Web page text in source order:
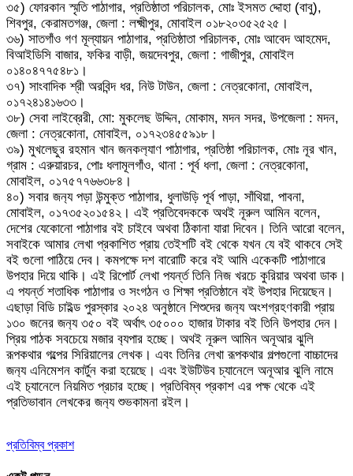
৩৫) ফোরকান স্মৃতি পাঠাগার, প্রতিষ্ঠাতা পরিচালক, মোঃ ইসমত দ্দোহা (বাবু),
শিবপুর, কেরামতগঞ্জ, জেলা : লক্ষ্মীপুর, মোবাইল ০১৮২০৩৫২৫২৫।
৩৬) সাতগাঁও গণ মূল্যায়ন পাঠাগার, প্রতিষ্ঠাতা পরিচালক, মোঃ আবেদ আহমেদ,
বিআইডিসি বাজার, ফকির বাড়ী, জয়দেবপুর, জেলা : গাজীপুর, মোবাইল
০১৪০৪৭৭৫৪৮১।
৩৭) সাংবাদিক শ্রী অরবিন্দ ধর, নিউ টাউন, জেলা : নেত্রকোনা, মোবাইল,
০১৭২৪১৪১৬৩৩।
৩৮) সেবা লাইব্রেরী, মো: মুকলেছ উদ্দিন, মোকাম, মদন সদর, উপজেলা : মদন,
জেলা : নেত্রকোনা, মোবাইল, ০১৭২৩৪৫৫৯১৮।
৩৯) মুখলেছুর রহমান খান জনকল‍্যাণ পাঠাগার, প্রতিষ্ঠা পরিচালক, মোঃ নূর খান,
গ্রাম : এরুয়ারচর, পোঃ ধলামূলগাঁও, থানা : পূর্ব ধলা, জেলা : নেত্রকোনা,
মোবাইল, ০১৭৫৭৭৬৬৩৮৪।
৪০) সবার জন‍্য পড়া উন্মুক্ত পাঠাগার, ধুলাউড়ি পূর্ব পাড়া, সাঁথিয়া, পাবনা,
মোবাইল, ০১৭৩৫২০১৫৪২। এই প্রতিবেদককে অথই নূরুল আমিন বলেন,
দেশের যেকোনো পাঠাগার বই চাইবে অথবা ঠিকানা যারা দিবেন। তিনি আরো বলেন,
সবাইকে আমার লেখা প্রকাশিত প্রায় তেইশটি বই থেকে যখন যে বই থাকবে সেই
বই গুলো পাঠিয়ে দেব। কমপক্ষে দশ বারোটি করে বই আমি একেকটি পাঠাগারে
উপহার দিয়ে থাকি। এই রিপোর্ট লেখা পযর্ন্ত তিনি নিজ খরচে কুরিয়ার অথবা ডাক।
এ পযর্ন্ত শতাধিক পাঠাগার ও সংগঠন ও শিক্ষা প্রতিষ্ঠানে বই উপহার দিয়েছেন।
এছাড়া বিডি চাইল্ড পুরস্কার ২০২৪ অনুষ্ঠানে শিশুদের জন‍্য অংশগ্রহণকারী প্রায়
১৩০ জনের জন‍্য ৩৫০ বই অর্থাৎ ৩৫০০০ হাজার টাকার বই তিনি উপহার দেন।
প্রিয় পাঠক সবচেয়ে মজার ব‍্যপার হচ্ছে। অথই নূরুল আমিন অনূআর ঝুলি
রূপকথার গল্পের সিরিয়ালের লেখক। এবং তিনির লেখা রূপকথার গল্পগুলো বাচ্চাদের
জন‍্য এনিমেশন কার্টুন করা হয়েছে। এবং ইউটিউব চ্যানেলে অনূআর ঝুলি নামে
এই চ‍্যানেলে নিয়মিত প্রচার হচ্ছে। প্রতিবিম্ব প্রকাশ এর পক্ষ থেকে এই
প্রতিভাবান লেখকের জন‍্য শুভকামনা রইল।
প্রতিবিম্ব প্রকাশ